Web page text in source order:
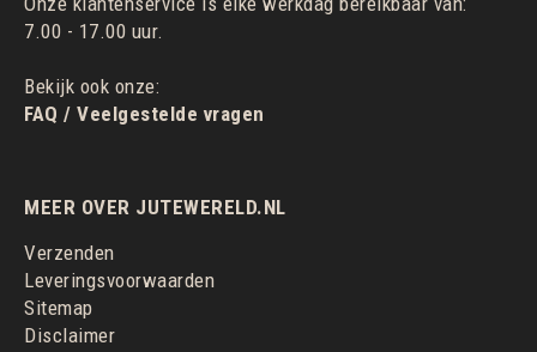
7.00 - 17.00 uur.
Bekijk ook onze:
FAQ / Veelgestelde vragen
MEER OVER JUTEWERELD.NL
Verzenden
Leveringsvoorwaarden
Sitemap
Disclaimer